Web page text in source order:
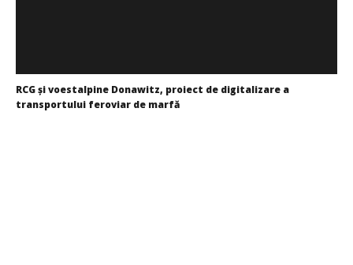
RCG și voestalpine Donawitz, proiect de digitalizare a
transportului feroviar de marfă